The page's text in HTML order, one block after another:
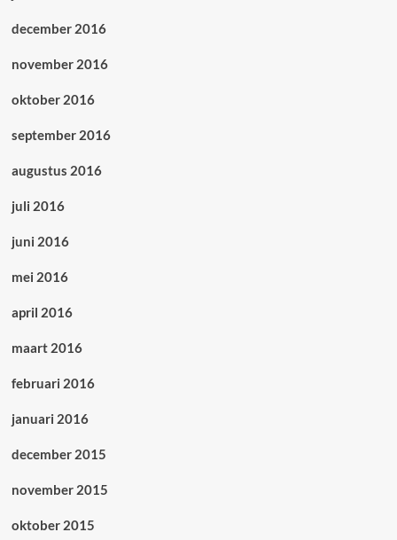
december 2016
november 2016
oktober 2016
september 2016
augustus 2016
juli 2016
juni 2016
mei 2016
april 2016
maart 2016
februari 2016
januari 2016
december 2015
november 2015
oktober 2015